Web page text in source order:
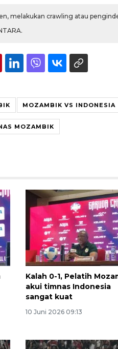
melakukan crawling atau
MOZAMBIK VS INDONESIA
MOZAMBIK
Kalah 0-1, Pelatih
akui timnas Indonesia
sangat kuat
10 Juni 2026 09:13